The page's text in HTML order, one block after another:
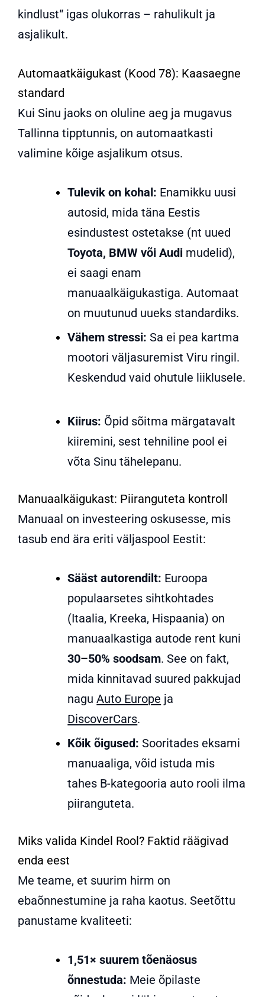
kindlust“ igas olukorras – rahulikult ja
asjalikult.
Automaatkäigukast (Kood 78): Kaasaegne
standard
Kui Sinu jaoks on oluline aeg ja mugavus
Tallinna tipptunnis, on automaatkasti
valimine kõige asjalikum otsus.
Tulevik on kohal: Enamikku uusi
autosid, mida täna Eestis
esindustest ostetakse (nt uued
Toyota, BMW või Audi mudelid),
ei saagi enam
manuaalkäigukastiga. Automaat
on muutunud uueks standardiks.
Vähem stressi: Sa ei pea kartma
mootori väljasuremist Viru ringil.
Keskendud vaid ohutule liiklusele.
Kiirus: Õpid sõitma märgatavalt
kiiremini, sest tehniline pool ei
võta Sinu tähelepanu.
Manuaalkäigukast: Piiranguteta kontroll
Manuaal on investeering oskusesse, mis
tasub end ära eriti väljaspool Eestit:
Sääst autorendilt: Euroopa
populaarsetes sihtkohtades
(Itaalia, Kreeka, Hispaania) on
manuaalkastiga autode rent kuni
30–50% soodsam. See on fakt,
mida kinnitavad suured pakkujad
naguAuto Europe ja
DiscoverCars.
Kõik õigused: Sooritades eksami
manuaaliga, võid istuda mis
tahes B-kategooria auto rooli ilma
piiranguteta.
Miks valida Kindel Rool? Faktid räägivad
enda eest
Me teame, et suurim hirm on
ebaõnnestumine ja raha kaotus. Seetõttu
panustame kvaliteeti:
1,51× suurem tõenäosus
õnnestuda: Meie õpilaste